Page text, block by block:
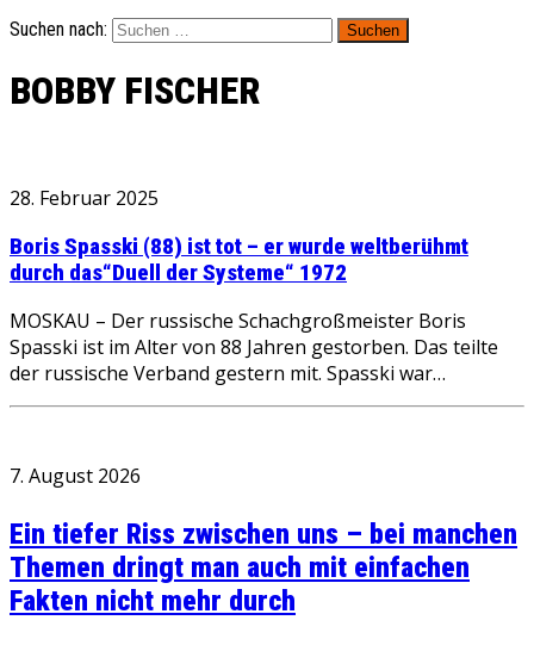
Suchen nach:
BOBBY FISCHER
28. Februar 2025
Boris Spasski (88) ist tot – er wurde weltberühmt
durch das“Duell der Systeme“ 1972
MOSKAU – Der russische Schachgroßmeister Boris
Spasski ist im Alter von 88 Jahren gestorben. Das teilte
der russische Verband gestern mit. Spasski war…
7. August 2026
Ein tiefer Riss zwischen uns – bei manchen
Themen dringt man auch mit einfachen
Fakten nicht mehr durch